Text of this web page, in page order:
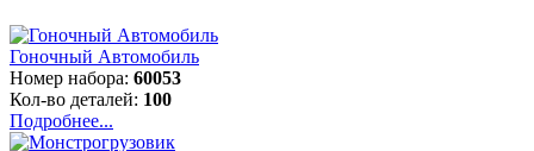
Гоночный Автомобиль
Номер набора: 60053
Кол-во деталей: 100
Подробнее...